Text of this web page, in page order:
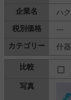
ハ
---
什